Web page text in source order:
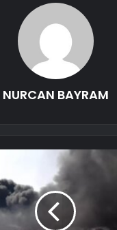
NURCAN BAYRAM